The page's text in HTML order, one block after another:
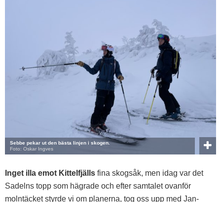
Sebbe pekar ut den bästa linjen i skogen.
Foto: Oskar Ingves
Inget illa emot Kittelfjälls fina skogsåk, men idag var det
Sadelns topp som hägrade och efter samtalet ovanför
molntäcket styrde vi om planerna, tog oss upp med Jan-